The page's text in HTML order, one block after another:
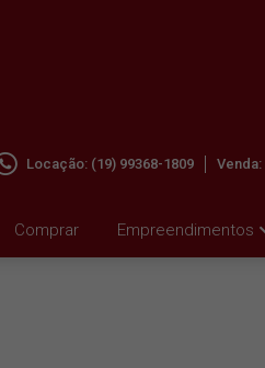
Comprar Empreendimentos
Locação: (19) 99368-1809 Venda: